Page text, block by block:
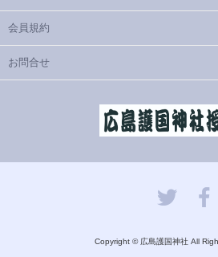
会員規約
お問合せ
Copyright © 広島護国神社 All